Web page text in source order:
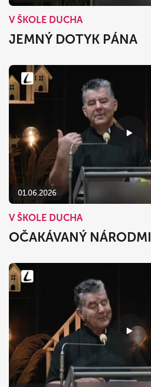
V ŠKOLE DUCHA
JEMNÝ DOTYK PÁNA
01.06.2026
V ŠKOLE DUCHA
OČAKÁVANÝ NÁRODMI